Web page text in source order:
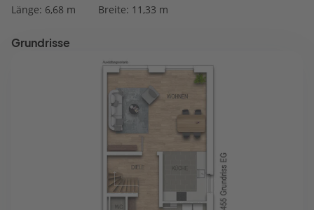
Länge: 6,68 m Breite: 11,33 m
Grundrisse